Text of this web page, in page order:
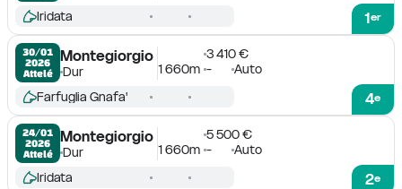
1er
Iridata
30/01
2026
Attelé
Montegiorgio
Dur
3 410 €
1 660m - Auto
4e
Farfuglia Gnafa'
24/01
2026
Attelé
Montegiorgio
Dur
5 500 €
1 660m - Auto
2e
Iridata